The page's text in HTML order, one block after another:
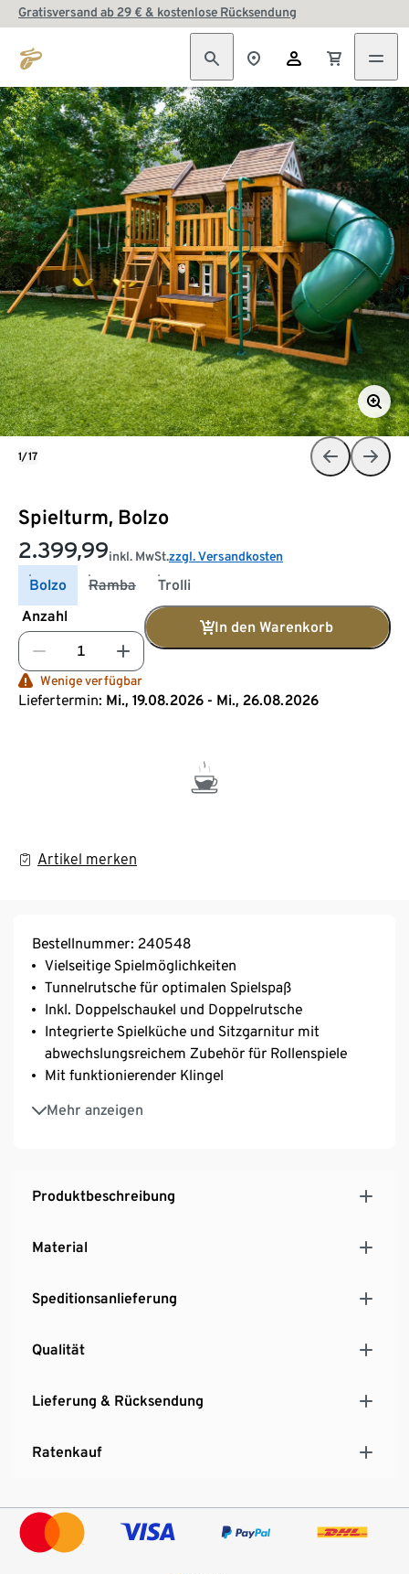
Gratisversand ab 29 € & kostenlose Rücksendung
Spielturm, Bolzo
2.399,99inkl. MwSt.zzgl. Versandkosten
Bolzo Ramba
Trolli
Anzahl
In den Warenkorb
Wenige verfügbar
Liefertermin: Mi., 19.08.2026 - Mi., 26.08.2026
Artikel merken
1/17
Bestellnummer: 240548
Vielseitige Spielmöglichkeiten
Tunnelrutsche für optimalen Spielspaß
Inkl. Doppelschaukel und Doppelrutsche
Integrierte Spielküche und Sitzgarnitur mit
abwechslungsreichem Zubehör für Rollenspiele
Mit funktionierender Klingel
Mehr anzeigen
Kletterstange aus Metall
Inkl. Kletterwand mit Bouldergriffen
Produktbeschreibung
Material
Speditionsanlieferung
Qualität
Lieferung & Rücksendung
Ratenkauf